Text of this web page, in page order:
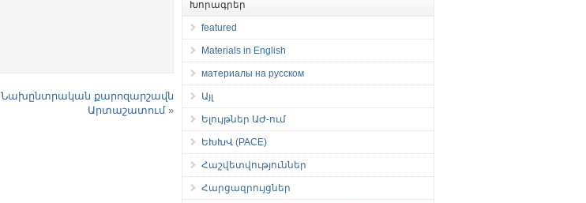
Նախընտրական քարոզարշավն
Արտաշատում»
Խորագրեր
featured
Materials in English
материалы на русском
Այլ
Ելույթներ ԱԺ-ում
ԵԽԽՎ (PACE)
Հաշվետվություններ
Հարցազրույցներ